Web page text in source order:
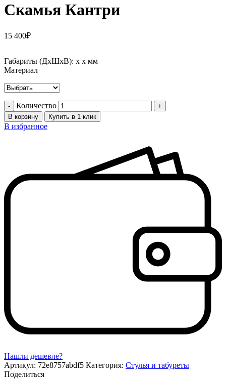
Скамья Кантри
15 400₽
Габариты (ДхШхВ): x x мм
Материал
Количество
В корзину Купить в 1 клик
В избранное
Нашли дешевле?
Артикул: 72e8757abdf5 Категория: Стулья и табуреты
Поделиться